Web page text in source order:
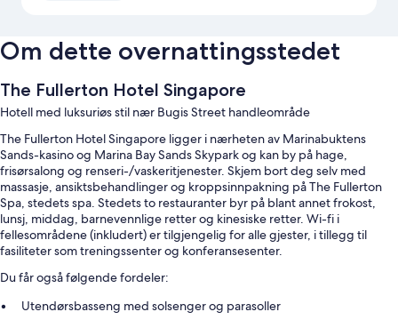
Om dette overnattingsstedet
The Fullerton Hotel Singapore
Hotell med luksuriøs stil nær Bugis Street handleområde
The Fullerton Hotel Singapore ligger i nærheten av Marinabuktens
Sands-kasino og Marina Bay Sands Skypark og kan by på hage,
frisørsalong og renseri-/vaskeritjenester. Skjem bort deg selv med
massasje, ansiktsbehandlinger og kroppsinnpakning på The Fullerton
Spa, stedets spa. Stedets to restauranter byr på blant annet frokost,
lunsj, middag, barnevennlige retter og kinesiske retter. Wi-fi i
fellesområdene (inkludert) er tilgjengelig for alle gjester, i tillegg til
fasiliteter som treningssenter og konferansesenter.
Du får også følgende fordeler:
Utendørsbasseng med solsenger og parasoller